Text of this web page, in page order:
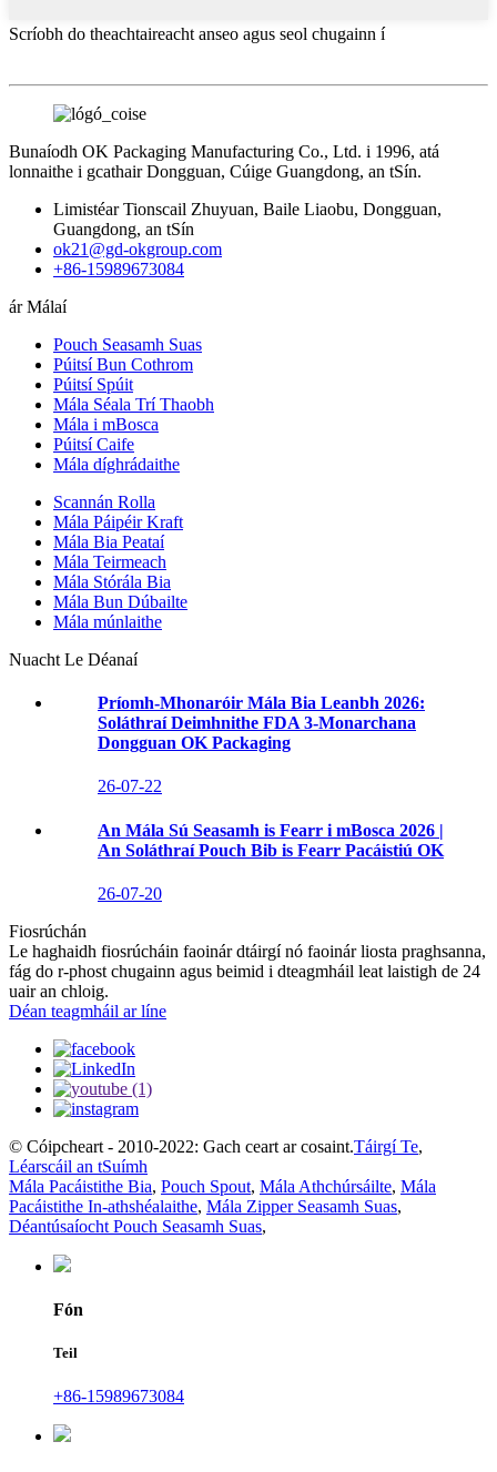
Scríobh do theachtaireacht anseo agus seol chugainn í
Bunaíodh OK Packaging Manufacturing Co., Ltd. i 1996, atá
lonnaithe i gcathair Dongguan, Cúige Guangdong, an tSín.
Limistéar Tionscail Zhuyuan, Baile Liaobu, Dongguan,
Guangdong, an tSín
ok21@gd-okgroup.com
+86-15989673084
ár Málaí
Pouch Seasamh Suas
Púitsí Bun Cothrom
Púitsí Spúit
Mála Séala Trí Thaobh
Mála i mBosca
Púitsí Caife
Mála díghrádaithe
Scannán Rolla
Mála Páipéir Kraft
Mála Bia Peataí
Mála Teirmeach
Mála Stórála Bia
Mála Bun Dúbailte
Mála múnlaithe
Nuacht Le Déanaí
Príomh-Mhonaróir Mála Bia Leanbh 2026:
Soláthraí Deimhnithe FDA 3-Monarchana
Dongguan OK Packaging
26-07-22
An Mála Sú Seasamh is Fearr i mBosca 2026 |
An Soláthraí Pouch Bib is Fearr Pacáistiú OK
26-07-20
Fiosrúchán
Le haghaidh fiosrúcháin faoinár dtáirgí nó faoinár liosta praghsanna,
fág do r-phost chugainn agus beimid i dteagmháil leat laistigh de 24
uair an chloig.
Déan teagmháil ar líne
© Cóipcheart - 2010-2022: Gach ceart ar cosaint.Táirgí Te,
Léarscáil an tSuímh
Mála Pacáistithe Bia, Pouch Spout, Mála Athchúrsáilte, Mála
Pacáistithe In-athshéalaithe, Mála Zipper Seasamh Suas,
Déantúsaíocht Pouch Seasamh Suas,
Fón
Teil
+86-15989673084